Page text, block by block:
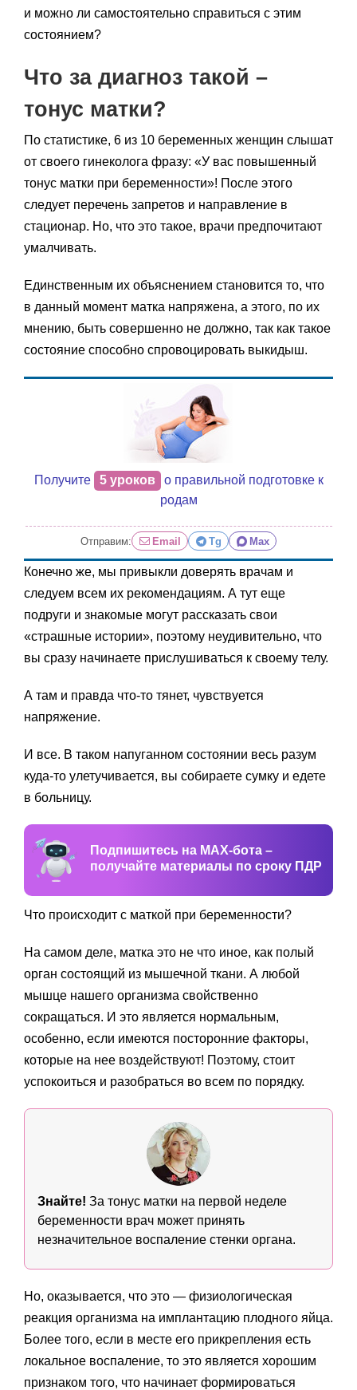
и можно ли самостоятельно справиться с этим
состоянием?
Что за диагноз такой –
тонус матки?
По статистике, 6 из 10 беременных женщин слышат
от своего гинеколога фразу: «У вас повышенный
тонус матки при беременности»! После этого
следует перечень запретов и направление в
стационар. Но, что это такое, врачи предпочитают
умалчивать.
Единственным их объяснением становится то, что
в данный момент матка напряжена, а этого, по их
мнению, быть совершенно не должно, так как такое
состояние способно спровоцировать выкидыш.
Получите 5 уроков
о правильной подготовке к
родам
Отправим: Email Tg Max
Конечно же, мы привыкли доверять врачам и
следуем всем их рекомендациям. А тут еще
подруги и знакомые могут рассказать свои
«страшные истории», поэтому неудивительно, что
вы сразу начинаете прислушиваться к своему телу.
А там и правда что-то тянет, чувствуется
напряжение.
И все. В таком напуганном состоянии весь разум
куда-то улетучивается, вы собираете сумку и едете
в больницу.
Подпишитесь на MAX-бота –
получайте материалы по сроку ПДР
Что происходит с маткой при беременности?
На самом деле, матка это не что иное, как полый
орган состоящий из мышечной ткани. А любой
мышце нашего организма свойственно
сокращаться. И это является нормальным,
особенно, если имеются посторонние факторы,
которые на нее воздействуют! Поэтому, стоит
успокоиться и разобраться во всем по порядку.
Знайте! За тонус матки на первой неделе
беременности врач может принять
незначительное воспаление стенки органа.
Но, оказывается, что это — физиологическая
реакция организма на имплантацию плодного яйца.
Более того, если в месте его прикрепления есть
локальное воспаление, то это является хорошим
признаком того, что начинает формироваться